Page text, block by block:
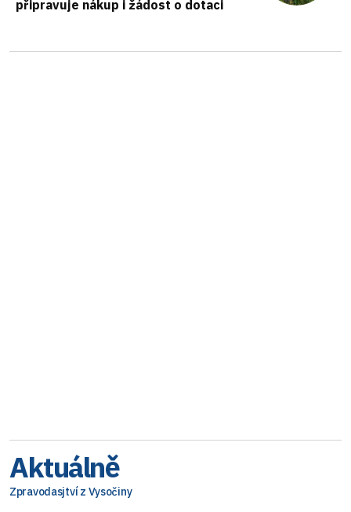
připravuje nákup i žádost o dotaci
Aktuálně
Zpravodasjtví z Vysočiny